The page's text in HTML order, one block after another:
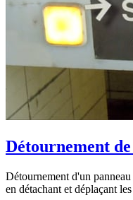
Détournement
Détournement d'un
en détachant et déplaçant